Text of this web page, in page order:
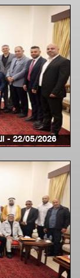
22/05/2026 - الرئيس محمود عباس يمنح مؤسسة حماة الفتح ...